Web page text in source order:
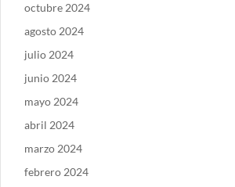
octubre 2024
agosto 2024
julio 2024
junio 2024
mayo 2024
abril 2024
marzo 2024
febrero 2024